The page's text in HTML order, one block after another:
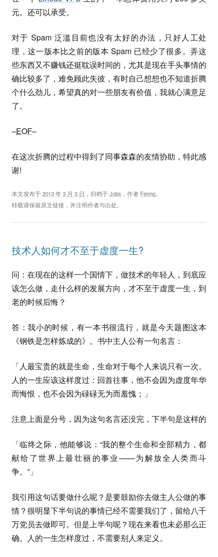
元。还可以承受。
对于 Spam 泛滥目前也没有太好的办法，只好人工处
理，这一版本比之前的版本 Spam 已经少了很多。弄这
些东西又不赚钱还挺耽误时间的，尤其是现在手头事情的
确比较多了，难免顾此失彼，有时自己想想也不知道折腾
个什么劲儿，希望真的对一些朋友有价值，我就心满意足
了。
–EOF–
在这次折腾的过程中得到了同事森森的友情协助，特此感
谢!
本文发布于2013 年 3 月 3 日 ，归档于Jobs ，作者 Fenng。
转载请保留原文链接，并注明作者与出处。
技术人如何才不至于虚度一生?
问：在现在的这样一个国情下，做技术的年轻人，到底应
该怎么做，走什么样的发展方向，才不至于虚度一生，到
老的时候后悔？
答：我小的时候，有一本书很流行，就是今天题图这本
《钢铁是怎样炼成的》。书中主人公有一句名言：
「人最宝贵的就是生命，生命对于每个人来说只有一次。
人的一生应该这样度过：回首往事，他不会因为虚度年华
而悔恨，也不会因为碌碌无为而羞愧；」
注意上面是分号，因为这句名言还没完，下半句是这样的
「临终之际，他能够说：“我的整个生命和全部精力，都
献给了世界上最壮丽的事业——为解放全人类而斗
争。”」
我引用这句话要做什么呢？是要鼓励你去做主人公做的事
情？很明显下半句说的事情已经不需要我们了，留给八千
万党员去做即可。但是上半句呢？现在来看也未必那么正
确。人的一生怎样度过，不需要别人来定义。